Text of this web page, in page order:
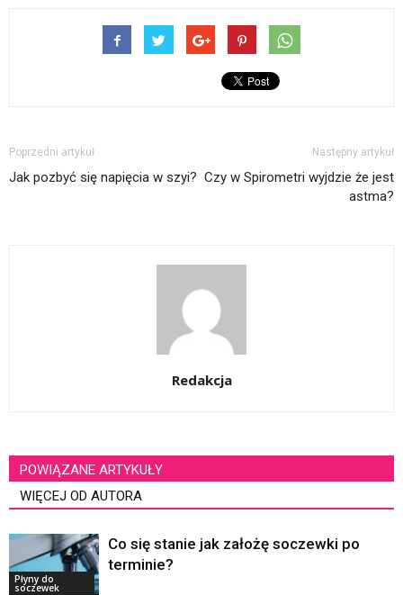
Poprzedni artykuł
Jak pozbyć się napięcia w szyi?
Następny artykuł
Czy w Spirometri wyjdzie że jest
astma?
Redakcja
POWIĄZANE ARTYKUŁY
WIĘCEJ OD AUTORA
Płyny do
soczewek
Co się stanie jak założę soczewki po
terminie?